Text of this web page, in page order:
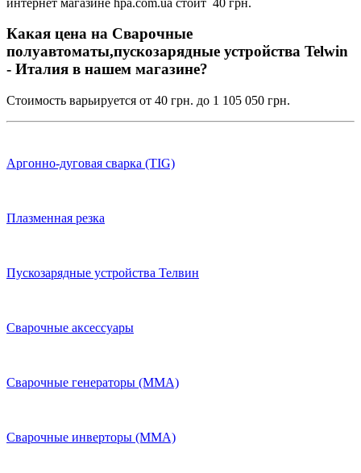
Какая цена на Сварочные
полуавтоматы,пускозарядные устройства Telwin
- Италия в нашем магазине?
Стоимость варьируется от 40 грн. до 1 105 050 грн.
Аргонно-дуговая сварка (TIG)
Плазменная резка
Пускозарядные устройства Телвин
Сварочные аксессуары
Сварочные генераторы (MMA)
Сварочные инверторы (MMA)